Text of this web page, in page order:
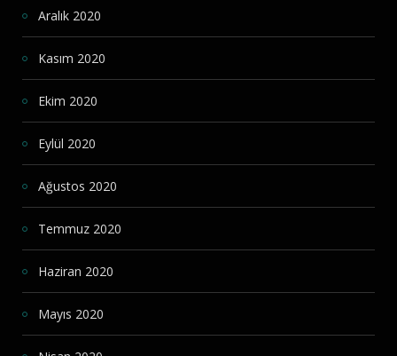
Aralık 2020
Kasım 2020
Ekim 2020
Eylül 2020
Ağustos 2020
Temmuz 2020
Haziran 2020
Mayıs 2020